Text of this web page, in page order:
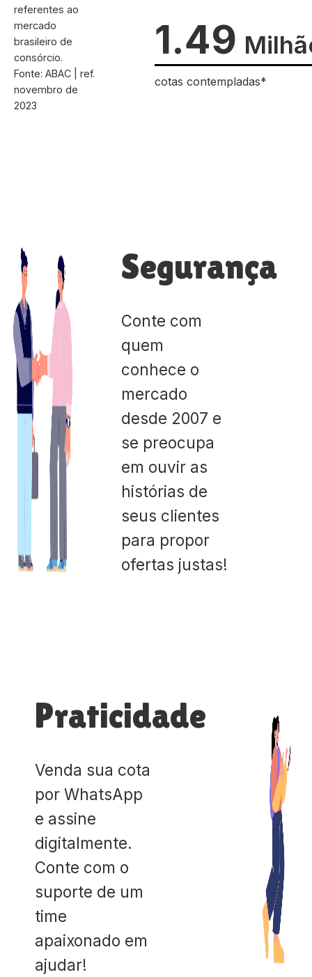
referentes ao
mercado
brasileiro de
consórcio.
Fonte: ABAC | ref.
novembro de
2023
1.49
cotas contempladas*
Segurança
Conte com
quem
conhece o
mercado
desde 2007 e
se preocupa
em ouvir as
histórias de
seus clientes
para propor
ofertas justas!
Praticidade
Venda sua cota
por WhatsApp
e assine
digitalmente.
Conte com o
suporte de um
time
apaixonado em
ajudar!